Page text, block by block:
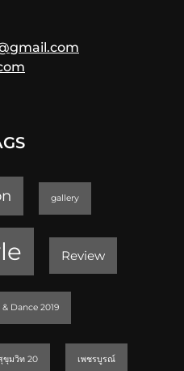
gallery
Review
Dance 2019
ขุมวิท 20 เพชรบูรณ์